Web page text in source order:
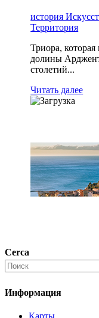
история
Территория
Триора, которая
долины
столетий...
Читать далее
Cerca
Информация
Карты